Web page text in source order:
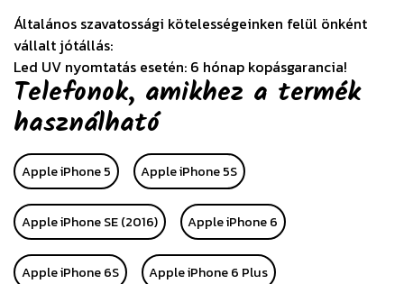
Általános szavatossági kötelességeinken felül önként
vállalt jótállás:
Led UV nyomtatás esetén: 6 hónap kopásgarancia!
Telefonok, amikhez a termék
használható
Apple iPhone 5 Apple iPhone 5S
Apple iPhone SE (2016) Apple iPhone 6
Apple iPhone 6S Apple iPhone 6 Plus